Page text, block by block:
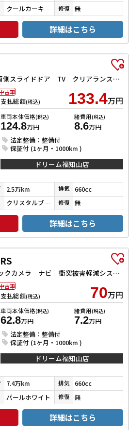
クールカーキパールメタリック／ホワイト 修復 無
詳細はこちら
G ETC バックカメラ 両側スライドドア TV クリアランスソナー オートクルーズコントロール レーンアシスト 衝突被害軽減システム オートライト LEDヘッドランプ スマートキー
支払総額(税込) 133.4万円
車両本体価格(税込)
124.8万円
諸費用(税込)
8.6万円
法定整備：整備付
保証付 (1ヶ月・1000km )
古車
ドリーム福知山店
2.5万km 排気 660cc
クリスタルブラックパール 修復 無
詳細はこちら
ベースグレード ETC バックカメラ ナビ 衝突被害軽減システム オートライト HID スマートキー アイドリングストップ 電動格納ミラー シートヒーター AT 盗難防止システム ABS ESC アルミホイール
支払総額(税込) 70万円
車両本体価格(税込)
62.8万円
諸費用(税込)
7.2万円
法定整備：整備付
保証付 (1ヶ月・1000km )
古車
ドリーム福知山店
7.4万km 排気 660cc
パールホワイト 修復 無
詳細はこちら